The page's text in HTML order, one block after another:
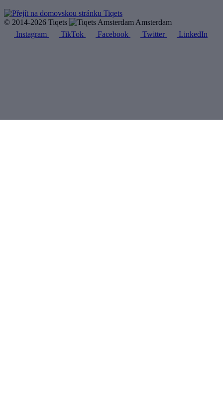
© 2014-2026 Tiqets
Amsterdam
Instagram
TikTok Facebook Twitter LinkedIn